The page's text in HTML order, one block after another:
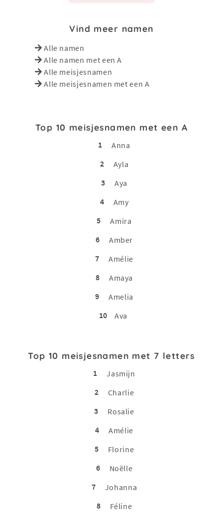
Vind meer namen
Alle namen
Alle namen met een A
Alle meisjesnamen
Alle meisjesnamen met een A
Top 10 meisjesnamen met een A
1
Anna
2
Ayla
3
Aya
4
Amy
5
Amira
6
Amber
7
Amélie
8
Amaya
9
Amelia
10
Ava
Top 10 meisjesnamen met 7 letters
1
Jasmijn
2
Charlie
3
Rosalie
4
Amélie
5
Florine
6
Noëlle
7
Johanna
8
Féline